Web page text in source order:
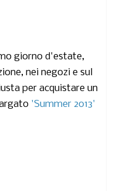
giorno d'estate,
nei negozi e sul
per acquistare un
'Summer 2013'